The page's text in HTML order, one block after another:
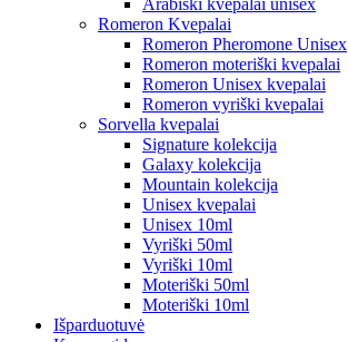
Romeron Kvepalai
Romeron Pheromone Unisex
Romeron moteriški kvepalai
Romeron Unisex kvepalai
Romeron vyriški kvepalai
Sorvella kvepalai
Signature kolekcija
Galaxy kolekcija
Mountain kolekcija
Unisex kvepalai
Unisex 10ml
Vyriški 50ml
Vyriški 10ml
Moteriški 50ml
Moteriški 10ml
Išparduotuvė